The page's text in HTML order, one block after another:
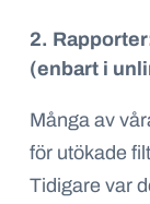
2.
(enbart i
Många av
för utökade
Tidigare var